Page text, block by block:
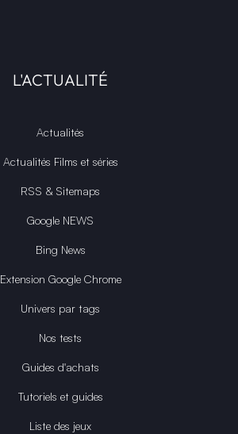
L'ACTUALITÉ
Actualités
Actualités Films et séries
RSS & Sitemaps
Google NEWS
Bing News
Extension Google Chrome
Univers par tags
Nos tests
Guides d'achats
Tutoriels et guides
Liste des jeux